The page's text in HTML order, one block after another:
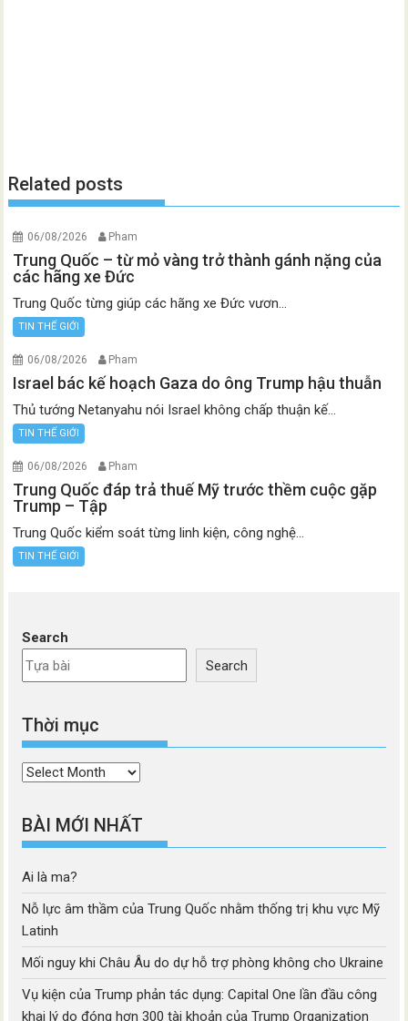
Related posts
06/08/2026 Pham
Trung Quốc – từ mỏ vàng trở thành gánh nặng của
các hãng xe Đức
Trung Quốc từng giúp các hãng xe Đức vươn...
TIN THẾ GIỚI
06/08/2026 Pham
Israel bác kế hoạch Gaza do ông Trump hậu thuẫn
Thủ tướng Netanyahu nói Israel không chấp thuận kế...
TIN THẾ GIỚI
06/08/2026 Pham
Trung Quốc đáp trả thuế Mỹ trước thềm cuộc gặp
Trump – Tập
Trung Quốc kiểm soát từng linh kiện, công nghệ...
TIN THẾ GIỚI
Search
Search
Thời mục
Thời
BÀI MỚI NHẤT
Ai là ma?
Nỗ lực âm thầm của Trung Quốc nhằm thống trị khu vực Mỹ
Latinh
Mối nguy khi Châu Âu do dự hỗ trợ phòng không cho Ukraine
Vụ kiện của Trump phản tác dụng: Capital One lần đầu công
khai lý do đóng hơn 300 tài khoản của Trump Organization